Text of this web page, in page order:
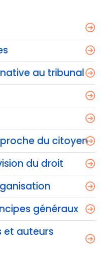
au tribunal
du citoyen
du droit
généraux
et auteurs